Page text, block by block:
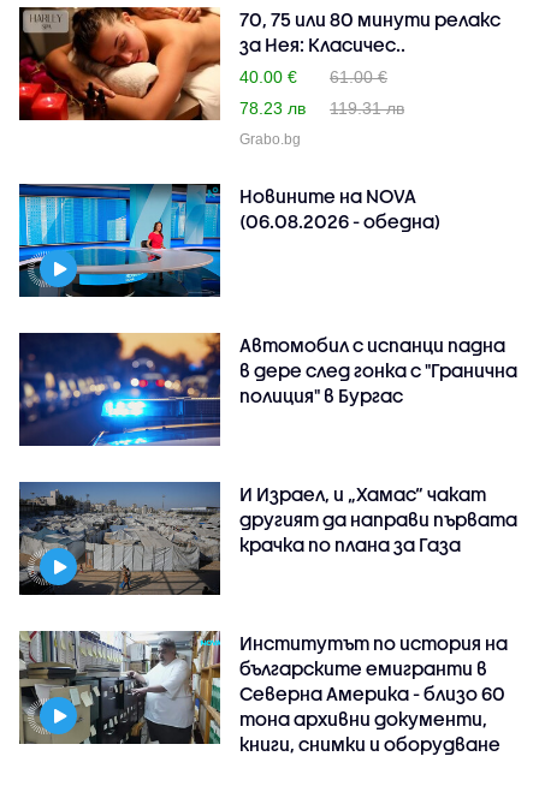
70, 75 или 80 минути релакс
за Нея: Класичес..
40.00 €
61.00 €
78.23 лв
119.31 лв
Grabo.bg
Новините на NOVA
(06.08.2026 - обедна)
Автомобил с испанци падна
в дере след гонка с "Гранична
полиция" в Бургас
И Израел, и „Хамас“ чакат
другият да направи първата
крачка по плана за Газа
Институтът по история на
българските емигранти в
Северна Америка - близо 60
тона архивни документи,
книги, снимки и оборудване